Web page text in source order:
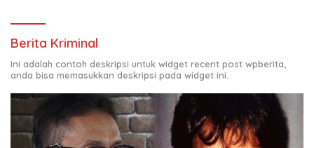
Berita Kriminal
Ini adalah contoh deskripsi untuk widget recent post wpberita,
anda bisa memasukkan deskripsi pada widget ini.